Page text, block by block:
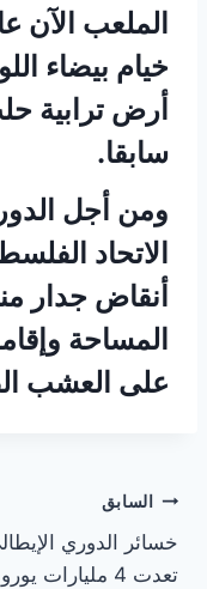
الملعب الآن
خيام بيضاء
أرض ترابية
سابقا.
ومن أجل
الاتحاد
أنقاض جدار
المساحة
على العشب
تصفّح
المقالات
السابق
خسائر الدوري
تعدت 4 مليارات يورو